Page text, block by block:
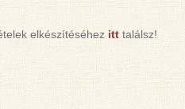
elkészítéséhezitttalálsz!